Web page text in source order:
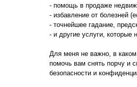
- помощь в продаже
- избавление от болезней
- точнейшее гадание,
- и другие услуги, которые
Для меня не важно, в
помочь вам снять порчу и
безопасности и